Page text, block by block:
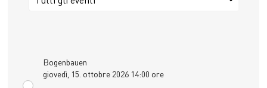
Bogenbauen
giovedì, 15. ottobre 2026 14:00 ore